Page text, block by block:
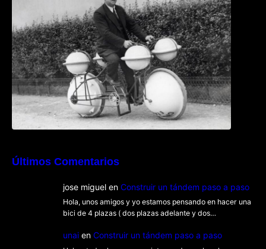
Últimos Comentarios
jose miguelen Construir un tándem paso a paso
Hola, unos amigos y yo estamos pensando en hacer una
bici de 4 plazas ( dos plazas adelante y dos…
unaien Construir un tándem paso a paso